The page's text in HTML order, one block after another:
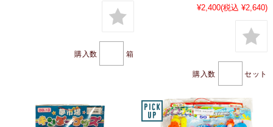
購入数 箱
¥2,400(税込 ¥2,640)
購入数 セット